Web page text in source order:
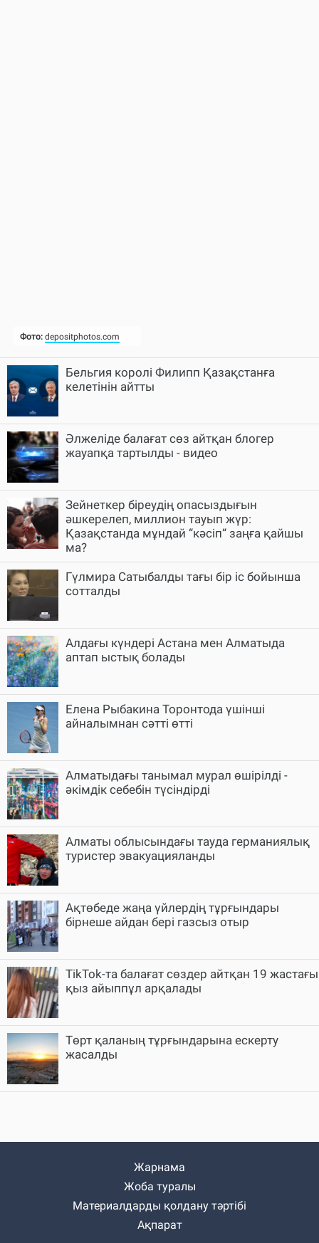
Бельгия королі Филипп Қазақстанға
келетінін айтты
Әлжеліде балағат сөз айтқан блогер
жауапқа тартылды - видео
Зейнеткер біреудің опасыздығын
әшкерелеп, миллион тауып жүр:
Қазақстанда мұндай “кәсіп“ заңға қайшы
ма?
Гүлмира Сатыбалды тағы бір іс бойынша
сотталды
Алдағы күндері Астана мен Алматыда
аптап ыстық болады
Елена Рыбакина Торонтода үшінші
айналымнан сәтті өтті
Алматыдағы танымал мурал өшірілді -
әкімдік себебін түсіндірді
Алматы облысындағы тауда германиялық
туристер эвакуацияланды
Ақтөбеде жаңа үйлердің тұрғындары
бірнеше айдан бері газсыз отыр
TikTok-та балағат сөздер айтқан 19 жастағы
қыз айыппұл арқалады
Төрт қаланың тұрғындарына ескерту
жасалды
Жарнама
Жоба туралы
Материалдарды қолдану тәртібі
Ақпарат